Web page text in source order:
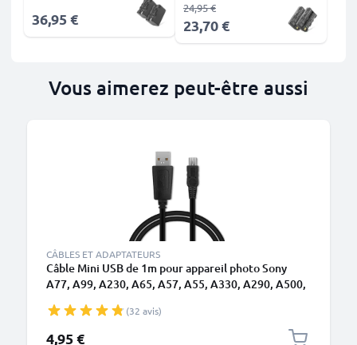
36,95 € 23,70 €
24,95 €
Vous aimerez peut-être aussi
CÂBLES ET ADAPTATEURS
Câble Mini USB de 1m pour appareil photo Sony
A77, A99, A230, A65, A57, A55, A330, A290, A500,
1A noir PVC
(32 avis)
4,95 €